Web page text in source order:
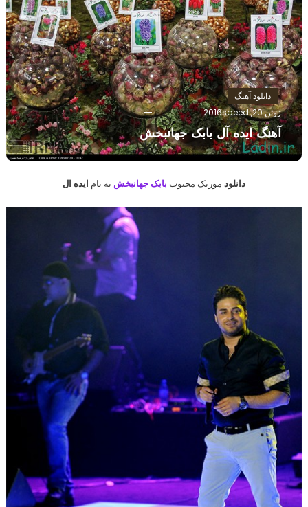
دانلود آهنگ
ژوئن 20, 2016
saeed
آهنگ ایده آل بابک جهانبخش
دانلود موزیک محبوب بابک جهانبخش به نام ایده ال